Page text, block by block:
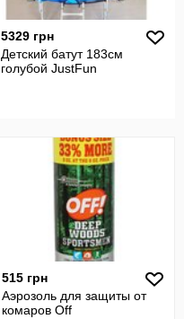
5329 грн
Детский батут 183см
голубой JustFun
515 грн
Аэрозоль для защиты от
комаров Off